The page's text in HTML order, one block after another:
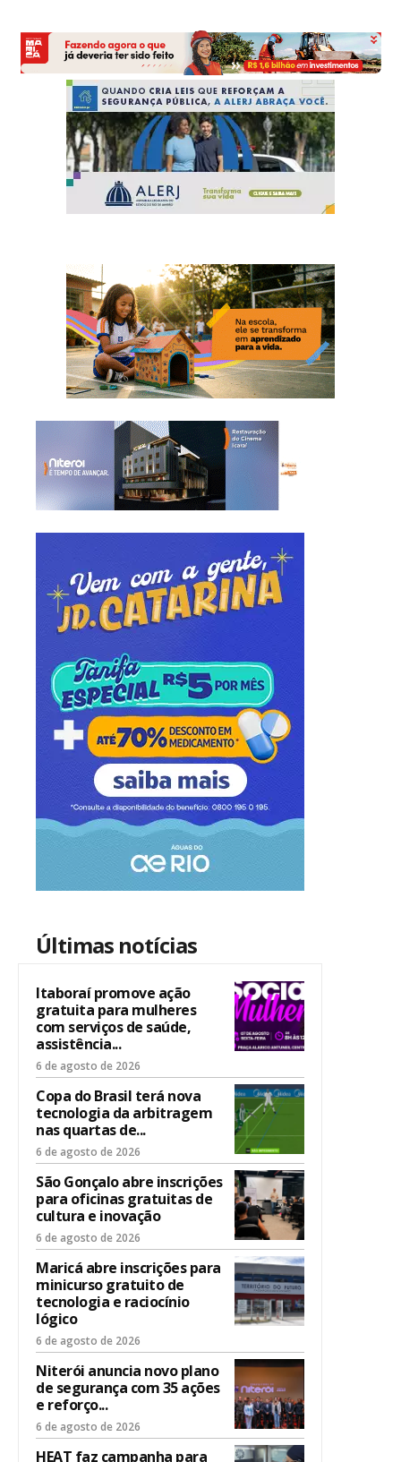
Últimas notícias
Itaboraí promove ação
gratuita para mulheres
com serviços de saúde,
assistência...
6 de agosto de 2026
Copa do Brasil terá nova
tecnologia da arbitragem
nas quartas de...
6 de agosto de 2026
São Gonçalo abre inscrições
para oficinas gratuitas de
cultura e inovação
6 de agosto de 2026
Maricá abre inscrições para
minicurso gratuito de
tecnologia e raciocínio
lógico
6 de agosto de 2026
Niterói anuncia novo plano
de segurança com 35 ações
e reforço...
6 de agosto de 2026
HEAT faz campanha para